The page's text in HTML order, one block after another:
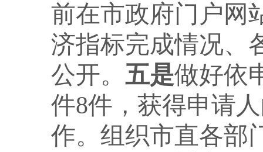
前在市政府门户网
济指标完成情况、
公开。 五是做好依
件8件，获得申请
作。组织市直各部